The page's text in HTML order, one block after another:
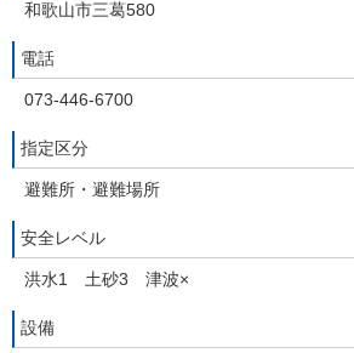
和歌山市三葛580
電話
073-446-6700
指定区分
避難所・避難場所
安全レベル
洪水1 土砂3 津波×
設備